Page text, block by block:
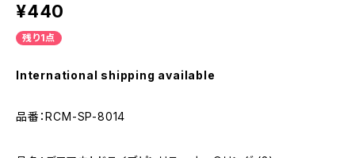
¥440
残り1点
International shipping available
品番：RCM-SP-8014